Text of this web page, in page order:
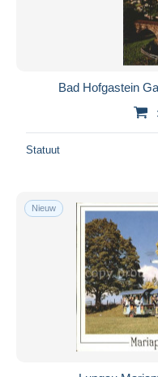
Bad Hofgastein
Statuut
Nieuw